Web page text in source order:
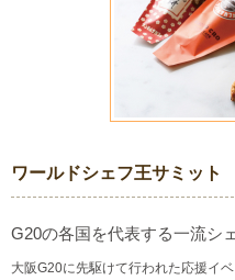
ワールドシェフ王サミット
G20の各国を代表する一流シ
大阪G20に先駆けて行われた応援イ